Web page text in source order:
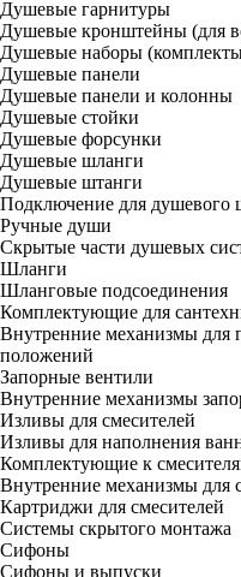
Душевые гарнитуры
Душевые кронштейны (для
Душевые наборы
Душевые панели
Душевые панели и колонны
Душевые стойки
Душевые форсунки
Душевые шланги
Душевые штанги
Подключение для душевого
Ручные души
Скрытые части душевых
Шланги
Шланговые подсоединения
Комплектующие для
Внутренние механизмы для
положений
Запорные вентили
Внутренние механизмы
Изливы для смесителей
Изливы для наполнения
Комплектующие к
Внутренние механизмы для
Картриджи для смесителей
Системы скрытого монтажа
Сифоны
Сифоны и выпуски